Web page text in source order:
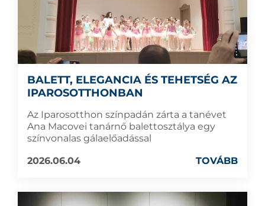
BALETT, ELEGANCIA ÉS TEHETSÉG AZ
IPAROSOTTHONBAN
Az Iparosotthon színpadán zárta a tanévet
Ana Macovei tanárnő balettosztálya egy
színvonalas gálaelőadással
2026.06.04
TOVÁBB